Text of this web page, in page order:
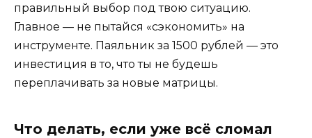
правильный выбор под твою ситуацию.
Главное — не пытайся «сэкономить» на
инструменте. Паяльник за 1500 рублей — это
инвестиция в то, что ты не будешь
переплачивать за новые матрицы.
Что делать, если уже всё сломал